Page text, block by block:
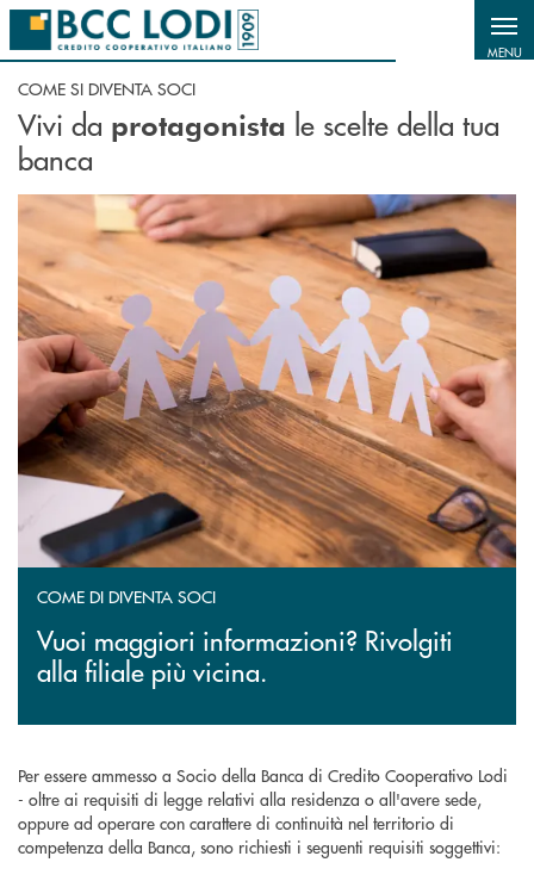
Salta al contenuto principale
MENU
COME SI DIVENTA SOCI
Vivi da protagonista le scelte della tua
banca
COME DI DIVENTA SOCI
Vuoi maggiori informazioni? Rivolgiti
alla filiale più vicina.
Per essere ammesso a Socio della Banca di Credito Cooperativo Lodi
- oltre ai requisiti di legge relativi alla residenza o all'avere sede,
oppure ad operare con carattere di continuità nel territorio di
competenza della Banca, sono richiesti i seguenti requisiti soggettivi: